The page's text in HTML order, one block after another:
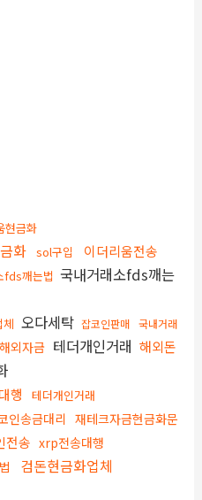
현금화
화 sol구입
이더리움전송
fds깨는법 국내거래소fds깨는
체 오다세탁 잡코인판매
국내거래
해외자금 테더개인거래 해외돈
행 테더개인거래
인송금대리 재테크자금현금화문
전송 xrp전송대행
검돈현금화업체